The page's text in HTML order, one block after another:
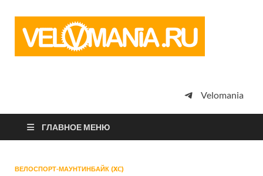
просто
Velomania
ГЛАВНОЕ МЕНЮ
ВЕЛОСПОРТ-МАУНТИНБАЙК (XC)